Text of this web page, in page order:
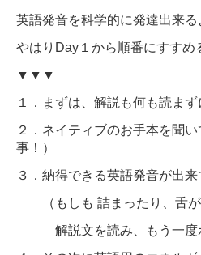
英語発音を科学的に発達出来
やはりDay１から順番にすすめ
▼▼▼
１．まずは、解説も何も読ま
２．ネイティブのお手本を聞
事！）
３．納得できる英語発音が出
（もしも 詰まったり、舌が
解説文を読み、もう一度